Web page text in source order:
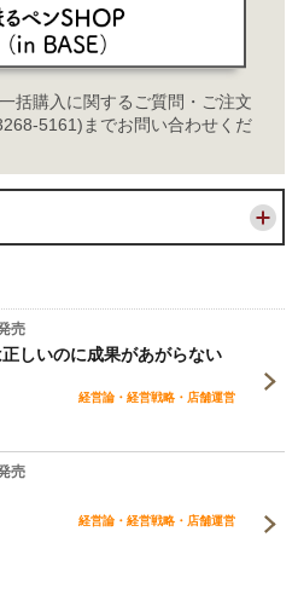
括購入に関するご質問・ご注文
5161)までお問い合わせくだ
売
しいのに成果があがらない
経営論・経営戦略・店舗運営
売
経営論・経営戦略・店舗運営